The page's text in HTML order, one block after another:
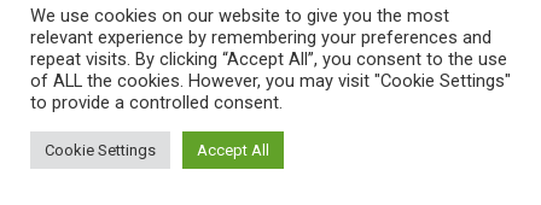
We use cookies on our website to give you the most
relevant experience by remembering your preferences and
repeat visits. By clicking “Accept All”, you consent to the use
of ALL the cookies. However, you may visit "Cookie Settings"
to provide a controlled consent.
Cookie Settings Accept All